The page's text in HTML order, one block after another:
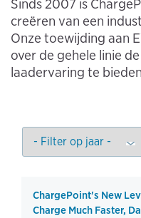
Sinds 2007 is
creëren van een
Onze toewijding aan
over de gehele linie
laadervaring te
ChargePoint's New
Charge Much Faster,